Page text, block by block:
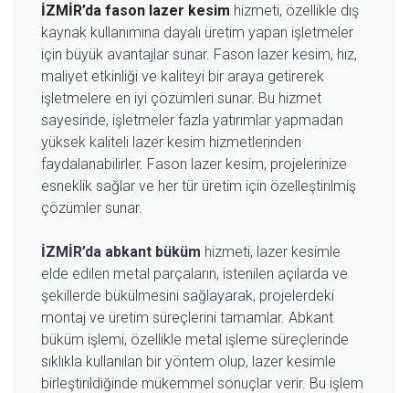
İZMİR’da fason lazer kesim hizmeti, özellikle dış
kaynak kullanımına dayalı üretim yapan işletmeler
için büyük avantajlar sunar. Fason lazer kesim, hız,
maliyet etkinliği ve kaliteyi bir araya getirerek
işletmelere en iyi çözümleri sunar. Bu hizmet
sayesinde, işletmeler fazla yatırımlar yapmadan
yüksek kaliteli lazer kesim hizmetlerinden
faydalanabilirler. Fason lazer kesim, projelerinize
esneklik sağlar ve her tür üretim için özelleştirilmiş
çözümler sunar.
İZMİR’da abkant büküm hizmeti, lazer kesimle
elde edilen metal parçaların, istenilen açılarda ve
şekillerde bükülmesini sağlayarak, projelerdeki
montaj ve üretim süreçlerini tamamlar. Abkant
büküm işlemi, özellikle metal işleme süreçlerinde
sıklıkla kullanılan bir yöntem olup, lazer kesimle
birleştirildiğinde mükemmel sonuçlar verir. Bu işlem